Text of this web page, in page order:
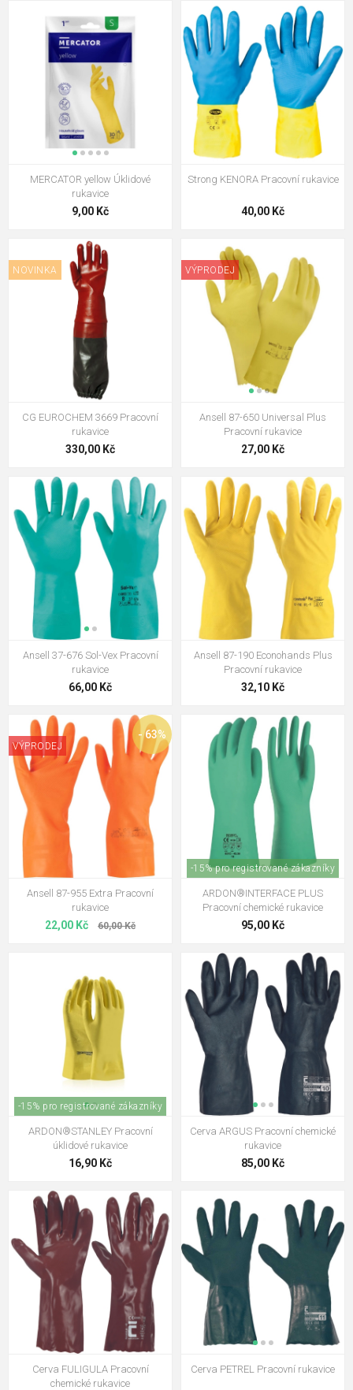
MERCATOR yellow Úklidové
rukavice
9,00 Kč
Strong KENORA Pracovní rukavice
40,00 Kč
NOVINKA
CG EUROCHEM 3669 Pracovní
rukavice
330,00 Kč
VÝPRODEJ
Ansell 87-650 Universal Plus
Pracovní rukavice
27,00 Kč
Ansell 37-676 Sol-Vex Pracovní
rukavice
66,00 Kč
Ansell 87-190 Econohands Plus
Pracovní rukavice
32,10 Kč
- 63%
VÝPRODEJ
Ansell 87-955 Extra Pracovní
rukavice
22,00 Kč 60,00 Kč
-15% pro registrované zákazníky
ARDON®INTERFACE PLUS
Pracovní chemické rukavice
95,00 Kč
-15% pro registrované zákazníky
ARDON®STANLEY Pracovní
úklidové rukavice
16,90 Kč
Cerva ARGUS Pracovní chemické
rukavice
85,00 Kč
Cerva FULIGULA Pracovní
chemické rukavice
Cerva PETREL Pracovní rukavice